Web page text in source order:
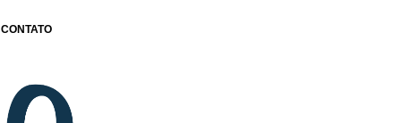
CONTATO